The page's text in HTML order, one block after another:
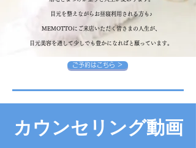
目元を整えながらお昼寝利用される方も♪
MEMOTTOにご来店いただく皆さまの 人生が、
​目元美容を通して少しでも豊かになればと 願っ ています。
ご予約はこちら ＞
カウンセリング動画